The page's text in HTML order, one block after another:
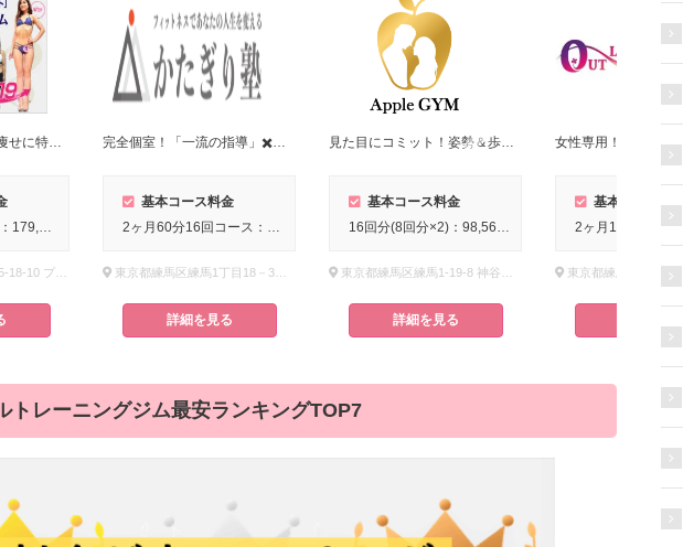
2ヶ月18回コース：179,685円（税込）入会金：0円
基本コース料金
2ヶ月60分16回コース：118,800円（税込）入会金：通常55,000円（税込）無料体験の当日に入会した方限定で、当月各店舗先着10名様まで 入会金 33,000円（税込）OFF！※月4回プラン 30,800円（税込）月8回プラン 59,400円(税込）など1か月単位から契約も可能です！
詳細を見る
基本コース料金
16回分(8回分×2)：98,560円（税込）入会金：通常16,500円（税込）
詳細を見る
基本コース料金
トレーニングジム最安ランキングTOP7